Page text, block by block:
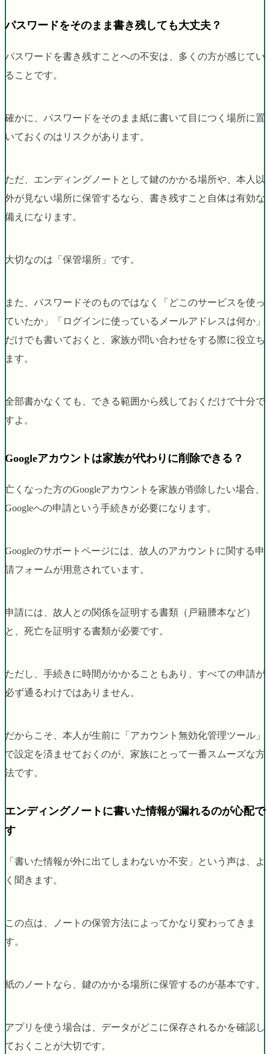
パスワードをそのまま書き残しても大丈夫？
パスワードを書き残すことへの不安は、多くの方が感じてい
ることです。
確かに、パスワードをそのまま紙に書いて目につく場所に置
いておくのはリスクがあります。
ただ、エンディングノートとして鍵のかかる場所や、本人以
外が見ない場所に保管するなら、書き残すこと自体は有効な
備えになります。
大切なのは「保管場所」です。
また、パスワードそのものではなく「どこのサービスを使っ
ていたか」「ログインに使っているメールアドレスは何か」
だけでも書いておくと、家族が問い合わせをする際に役立ち
ます。
全部書かなくても、できる範囲から残しておくだけで十分で
すよ。
Googleアカウントは家族が代わりに削除できる？
亡くなった方のGoogleアカウントを家族が削除したい場合、
Googleへの申請という手続きが必要になります。
Googleのサポートページには、故人のアカウントに関する申
請フォームが用意されています。
申請には、故人との関係を証明する書類（戸籍謄本など）
と、死亡を証明する書類が必要です。
ただし、手続きに時間がかかることもあり、すべての申請が
必ず通るわけではありません。
だからこそ、本人が生前に「アカウント無効化管理ツール」
で設定を済ませておくのが、家族にとって一番スムーズな方
法です。
エンディングノートに書いた情報が漏れるのが心配で
す
「書いた情報が外に出てしまわないか不安」という声は、よ
く聞きます。
この点は、ノートの保管方法によってかなり変わってきま
す。
紙のノートなら、鍵のかかる場所に保管するのが基本です。
アプリを使う場合は、データがどこに保存されるかを確認し
ておくことが大切です。